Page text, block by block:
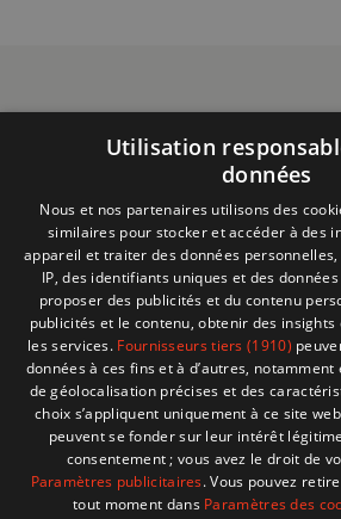
MENU
SHOP
BESOIN D'AIDE ?
boutique
+32 (0)2 704 93 20
store@adventech.be
Mercuriusstraat 24 - 1930 Zaventem
Utilisation
données
Nous et nos partenaires utilisons des
similaires pour stocker et accéder à des
appareil et traiter des données
IP, des identifiants uniques et des
proposer des publicités et du contenu
publicités et le contenu, obtenir des insights
les services. Fournisseurs tiers (1910)
données à ces fins et à d’autres,
de géolocalisation précises et des
choix s’appliquent uniquement à ce site
peuvent se fonder sur leur intérêt
consentement ; vous avez le droit de
Paramètres publicitaires. Vous pouvez
tout moment dans Paramètres des